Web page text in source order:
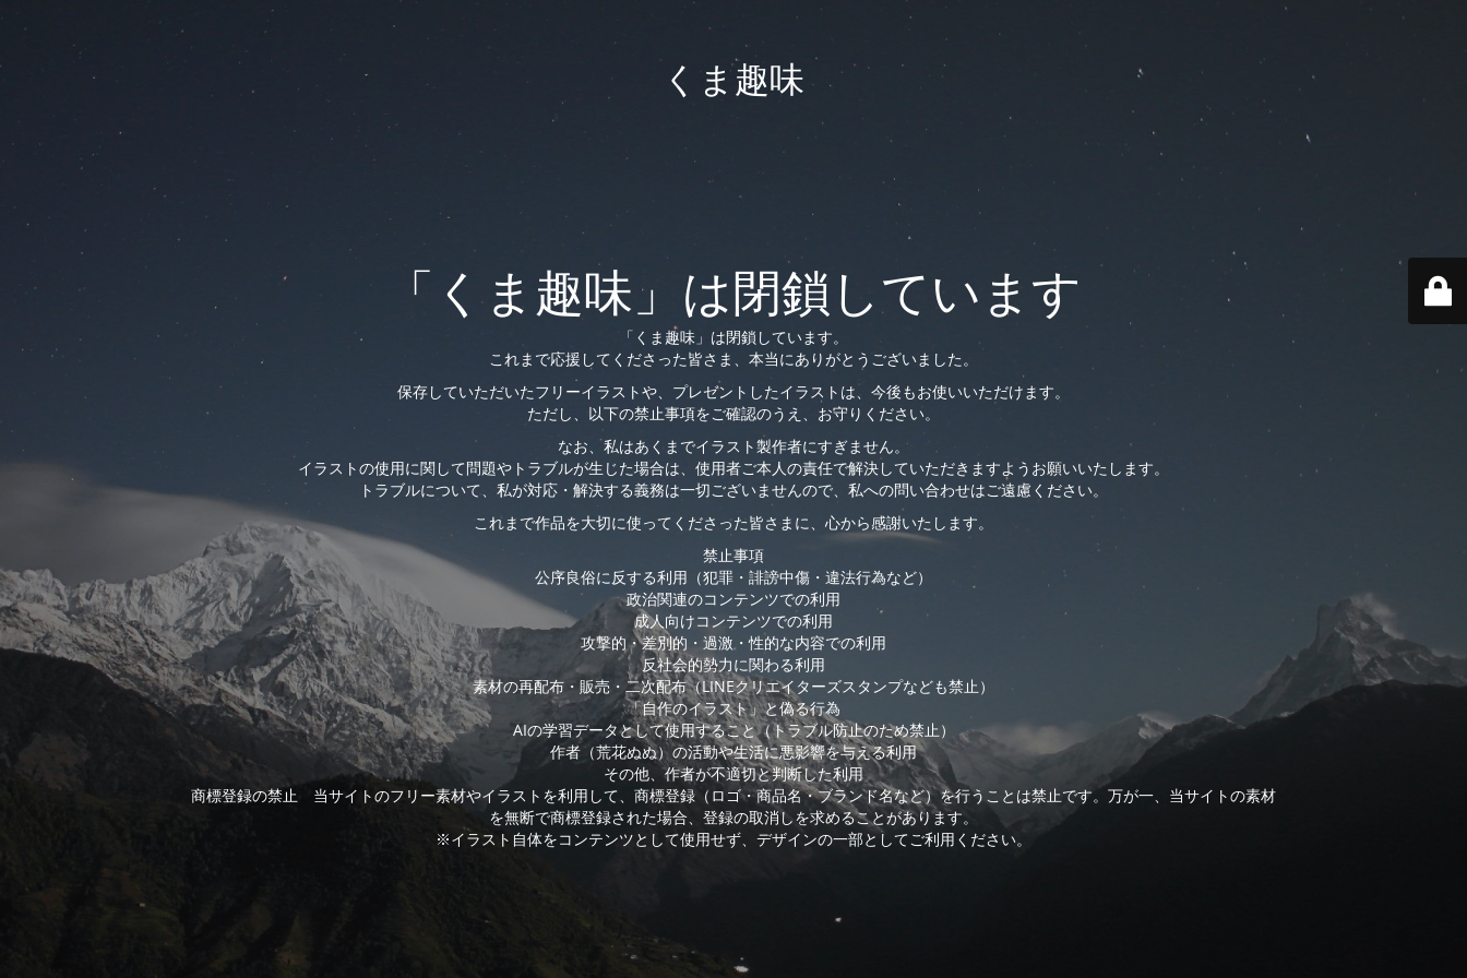
くま趣味
「くま趣味」は閉鎖しています
「くま趣味」は閉鎖しています。
これまで応援してくださった皆さま、本当にありがとうございました。
保存していただいたフリーイラストや、プレゼントしたイラストは、今後もお使いいただけます。
ただし、以下の禁止事項をご確認のうえ、お守りください。
なお、私はあくまでイラスト製作者にすぎません。
イラストの使用に関して問題やトラブルが生じた場合は、使用者ご本人の責任で解決していただきますようお願いいたします。
トラブルについて、私が対応・解決する義務は一切ございませんので、私への問い合わせはご遠慮ください。
これまで作品を大切に使ってくださった皆さまに、心から感謝いたします。
禁止事項
公序良俗に反する利用（犯罪・誹謗中傷・違法行為など）
政治関連のコンテンツでの利用
成人向けコンテンツでの利用
攻撃的・差別的・過激・性的な内容での利用
反社会的勢力に関わる利用
素材の再配布・販売・二次配布（LINEクリエイターズスタンプなども禁止）
「自作のイラスト」と偽る行為
AIの学習データとして使用すること（トラブル防止のため禁止）
作者（荒花ぬぬ）の活動や生活に悪影響を与える利用
その他、作者が不適切と判断した利用
商標登録の禁止 当サイトのフリー素材やイラストを利用して、商標登録（ロゴ・商品名・ブランド名など）を行うことは禁止です。万が一、当サイトの素材
を無断で商標登録された場合、登録の取消しを求めることがあります。
※イラスト自体をコンテンツとして使用せず、デザインの一部としてご利用ください。